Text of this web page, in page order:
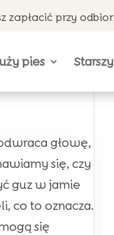
zapłacić przy
pies
głowę,
się, czy
guz w jamie
co to oznacza.
się